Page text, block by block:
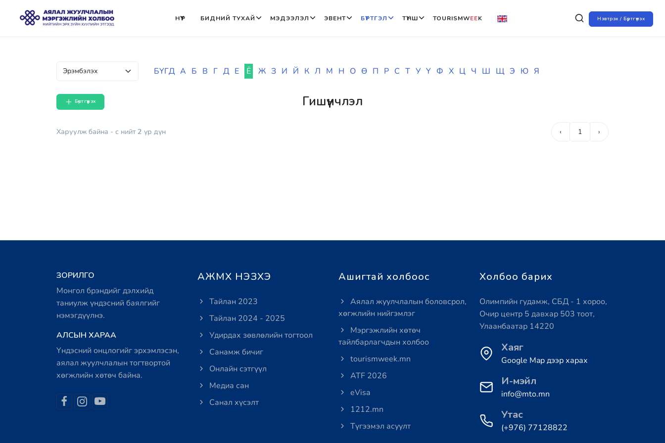
Нэвтрэх / Бүртгүүлэх
НҮҮР БИДНИЙ ТУХАЙ МЭДЭЭЛЭЛ ЭВЕНТ БҮРТГЭЛ ТҮНШ TOURISMWEEK
БҮГД А Б В Г Д Е Ё Ж З И Й К Л М Н О Ө П Р С Т У Ү Ф Х Ц Ч Ш Щ Э Ю Я
Бүртгүүлэх Гишүүнчлэл
Харуулж байна - с нийт2 үр дүн ‹ 1 ›
ЗОРИЛГО
Монгол брэндийг дэлхийд
таниулж үндэсний баялгийг
нэмэгдүүлнэ.
АЛСЫН ХАРАА
Үндэсний онцлогийг эрхэмлэсэн,
аялал жуулчлалын тогтвортой
хөгжлийн хөтөч байна.
АЖМХ НЭЗХЭ
Тайлан 2023
Тайлан 2024 - 2025
Удирдах зөвлөлийн тогтоол
Санамж бичиг
Онлайн сэтгүүл
Медиа сан
Санал хүсэлт
Ашигтай холбоос
Аялал жуулчлалын боловсрол,
хөгжлийн нийгэмлэг
Мэргэжлийн хөтөч
тайлбарлагчдын холбоо
tourismweek.mn
ATF 2026
eVisa
1212.mn
Түгээмэл асуулт
Холбоо барих
Олимпийн гудамж, СБД - 1 хороо,
Очир центр 5 давхар 503 тоот,
Улаанбаатар 14220
Хаяг
Google Map дээр харах
И-мэйл
info@mto.mn
Утас
(+976) 77128822